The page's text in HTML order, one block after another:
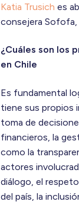
Katia Trusich es
consejera Sofofa,
¿Cuáles son los
en Chile
Es fundamental
tiene sus propios
toma de
financieros, la
como la
actores
diálogo, el
del país, la